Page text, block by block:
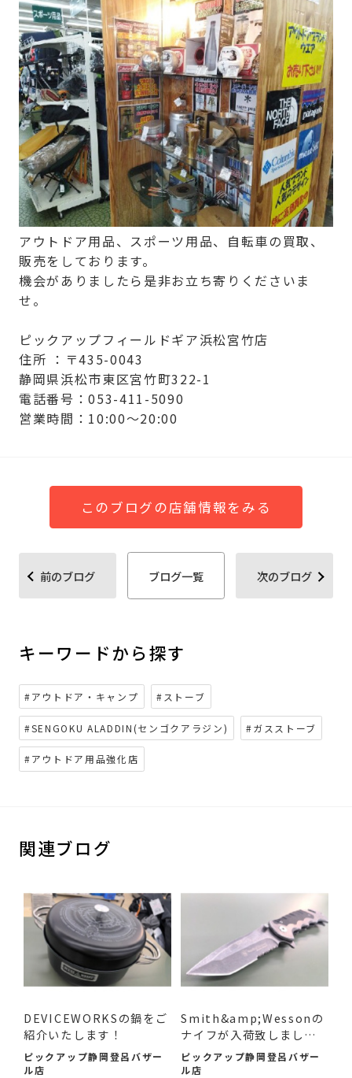
アウトドア用品、スポーツ用品、自転車の買取、
販売をしております。
機会がありましたら是非お立ち寄りくださいま
せ。
ピックアップフィールドギア浜松宮竹店
住所 ：〒435-0043
静岡県浜松市東区宮竹町322-1
電話番号：053-411-5090
営業時間：10:00～20:00
このブログの店舗情報をみる
前のブログ ブログ一覧 次のブログ
キーワードから探す
#アウトドア・キャンプ #ストーブ
#SENGOKU ALADDIN(センゴクアラジン) #ガスストーブ
#アウトドア用品強化店
関連ブログ
DEVICEWORKSの鍋をご
紹介いたします！
ピックアップ静岡登呂バザー
ル店
Smith&amp;Wessonの
ナイフが入荷致しまし
た！
ピックアップ静岡登呂バザー
ル店